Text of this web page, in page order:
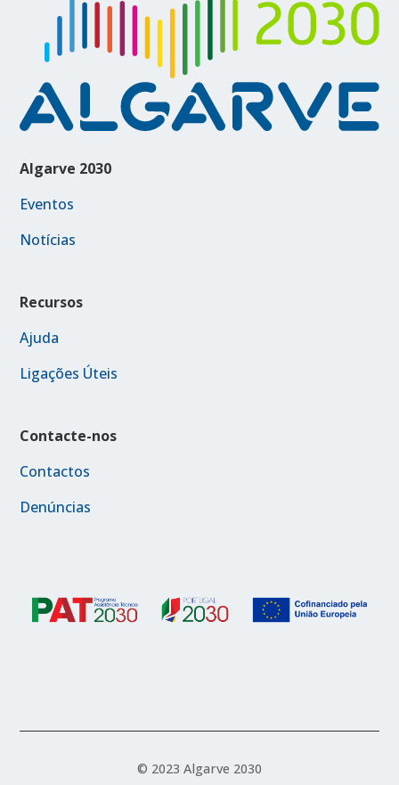
Algarve 2030
Eventos
Notícias
Recursos
Ajuda
Ligações Úteis
Contacte-nos
Contactos
Denúncias
© 2023 Algarve 2030